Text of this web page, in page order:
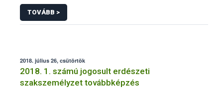
TOVÁBB >
2018. július 26, csütörtök
2018. 1. számú jogosult erdészeti
szakszemélyzet továbbképzés